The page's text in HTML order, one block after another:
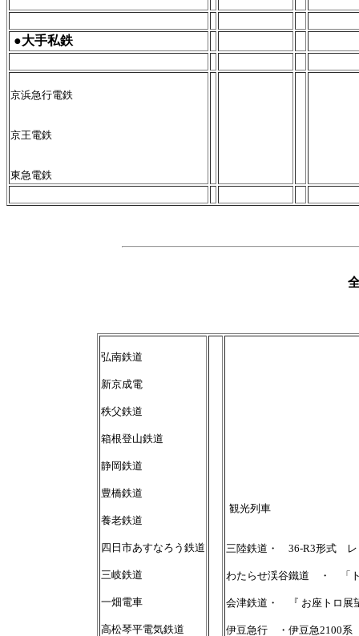
●大手私鉄
京浜急行電鉄
京王電鉄
東急電鉄
弘南鉄道
新京成電
秩父鉄道
箱根登山鉄道
静岡鉄道
豊橋鉄道
養老鉄道
四日市あすなろう鉄道
三岐鉄道
一畑電車
高松琴平電気鉄道
観光列車
三陸鉄道・ 36-R3形式
わたらせ渓谷鐵道 ・ 「ト
会津鉄道・ 『 お座トロ展
伊豆急行 ・伊豆急2100系